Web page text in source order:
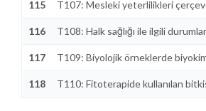
115 T107: Mesleki yeterlilikleri
116 T108: Halk sağlığı ile ilgili
117 T109: Biyolojik örneklerde
118 T110: Fitoterapide kullanılan